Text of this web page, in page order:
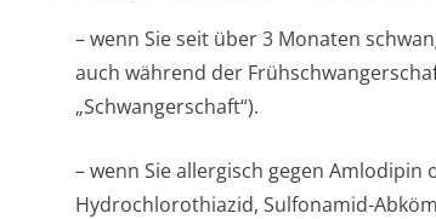
– wenn Sie seit über 3 Monaten
auch während der
„Schwangerschaft“).
– wenn Sie allergisch gegen
Hydrochlorothiazid, Sulfonamid-